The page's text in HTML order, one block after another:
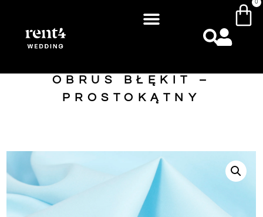
0
OBRUS BŁĘKIT –
PROSTOKĄTNY